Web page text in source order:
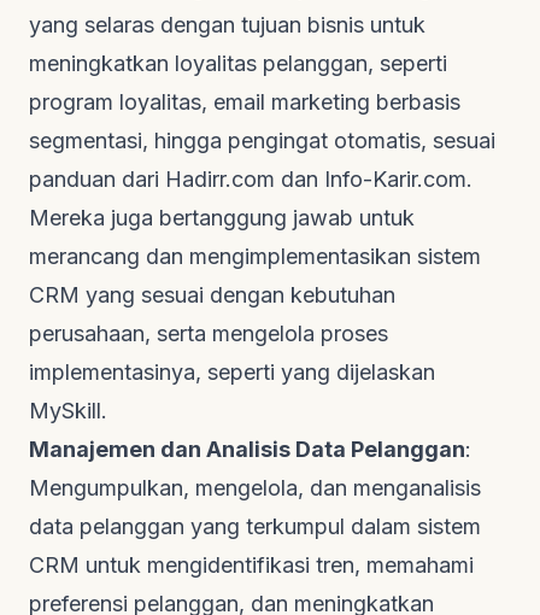
yang selaras dengan tujuan bisnis untuk
meningkatkan loyalitas pelanggan, seperti
program loyalitas, email marketing berbasis
segmentasi, hingga pengingat otomatis, sesuai
panduan dari Hadirr.com dan Info-Karir.com.
Mereka juga bertanggung jawab untuk
merancang dan mengimplementasikan sistem
CRM yang sesuai dengan kebutuhan
perusahaan, serta mengelola proses
implementasinya, seperti yang dijelaskan
MySkill.
Manajemen dan Analisis Data Pelanggan:
Mengumpulkan, mengelola, dan menganalisis
data pelanggan yang terkumpul dalam sistem
CRM untuk mengidentifikasi tren, memahami
preferensi pelanggan, dan meningkatkan